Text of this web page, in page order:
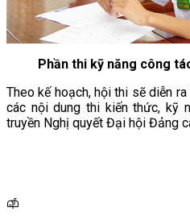
Phần thi kỹ năng công
Theo kế hoạch, hội thi sẽ diễn
các nội dung thi kiến thức, kỹ
truyền Nghị quyết Đại hội Đảng